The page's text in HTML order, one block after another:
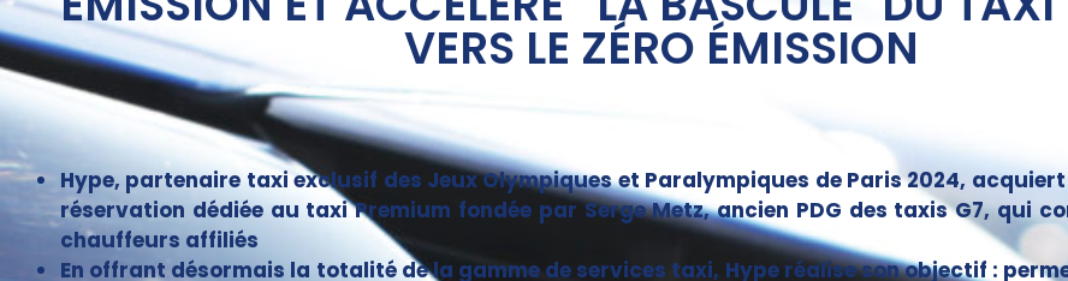
VERS LE ZÉRO ÉMISSION
Hype, partenaire taxi exclusif des Jeux Olympiques et Paralympiques de Paris 2024,
réservation dédiée au taxi Premium fondée par Serge Metz, ancien PDG des taxis G7, qui
chauffeurs affiliés
En offrant désormais la totalité de la gamme de services taxi, Hype réalise son objectif :